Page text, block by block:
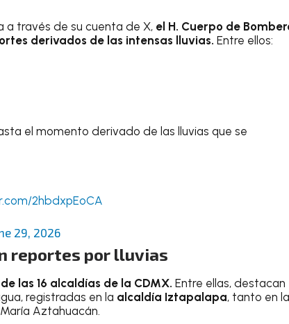
a través de su cuenta de X, el H. Cuerpo de
derivados de las intensas lluvias. Entre ellos:
el momento derivado de las lluvias que se
2hbdxpEoCA
29, 2026
reportes por lluvias
las 16 alcaldías de la CDMX. Entre ellas, destacan
registradas en la alcaldía Iztapalapa, tanto en la
Aztahuacán.